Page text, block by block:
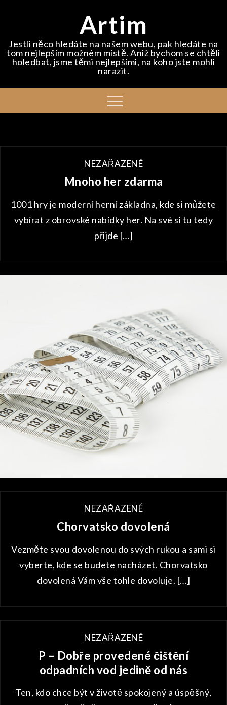
Artim
Jestli něco hledáte na našem webu, pak hledáte na
tom nejlepším možném místě. Aniž bychom se chtěli
holedbat, jsme těmi nejlepšími, na koho jste mohli
narazit.
Menu
NEZAŘAZENÉ
Mnoho her zdarma
1001 hry je moderní herní základna, kde si můžete
vybírat z obrovské nabídky her. Na své si tu tedy
přijde […]
PRODUKTY
Dvakrát měř, jenže čím?
NEZAŘAZENÉ
Chorvatsko dovolená
Vezměte svou dovolenou do svých rukou a sami si
vyberte, kde se budete nacházet. Chorvatsko
dovolená Vám vše tohle dovoluje. […]
NEZAŘAZENÉ
P – Dobře provedené čištění
odpadních vod jedině od nás
Ten, kdo chce být v životě spokojený a úspěšný,